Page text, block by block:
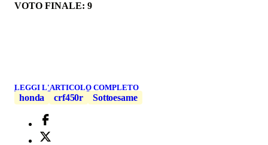
VOTO FINALE: 9
LEGGI L'ARTICOLO COMPLETO
honda crf450r Sottoesame